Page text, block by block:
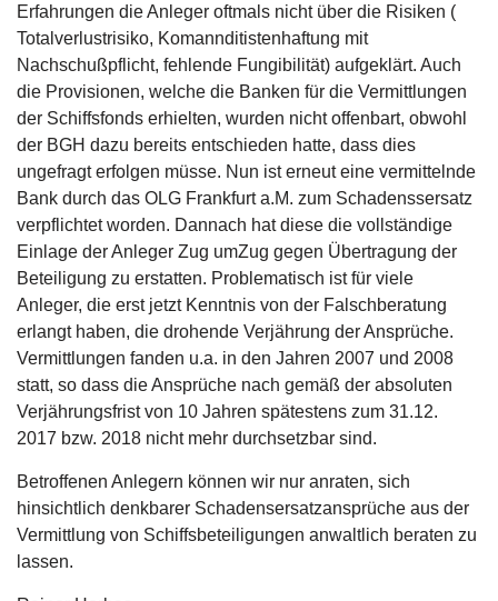
Erfahrungen die Anleger oftmals nicht über die Risiken (
Totalverlustrisiko, Komannditistenhaftung mit
Nachschußpflicht, fehlende Fungibilität) aufgeklärt. Auch
die Provisionen, welche die Banken für die Vermittlungen
der Schiffsfonds erhielten, wurden nicht offenbart, obwohl
der BGH dazu bereits entschieden hatte, dass dies
ungefragt erfolgen müsse. Nun ist erneut eine vermittelnde
Bank durch das OLG Frankfurt a.M. zum Schadenssersatz
verpflichtet worden. Dannach hat diese die vollständige
Einlage der Anleger Zug umZug gegen Übertragung der
Beteiligung zu erstatten. Problematisch ist für viele
Anleger, die erst jetzt Kenntnis von der Falschberatung
erlangt haben, die drohende Verjährung der Ansprüche.
Vermittlungen fanden u.a. in den Jahren 2007 und 2008
statt, so dass die Ansprüche nach gemäß der absoluten
Verjährungsfrist von 10 Jahren spätestens zum 31.12.
2017 bzw. 2018 nicht mehr durchsetzbar sind.
Betroffenen Anlegern können wir nur anraten, sich
hinsichtlich denkbarer Schadensersatzansprüche aus der
Vermittlung von Schiffsbeteiligungen anwaltlich beraten zu
lassen.